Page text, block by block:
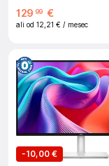
129 99 €
ali od 12,21 € / mesec
-10,00 €